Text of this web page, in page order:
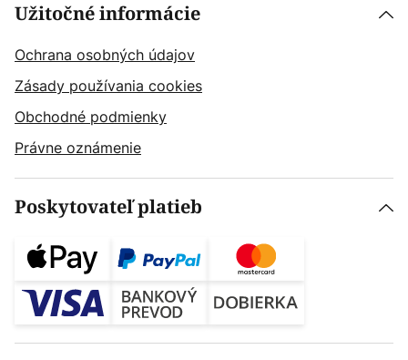
Užitočné informácie
Ochrana osobných údajov
Zásady používania cookies
Obchodné podmienky
Právne oznámenie
Poskytovateľ platieb